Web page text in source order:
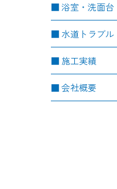
浴室・洗面台
水道トラブル
施工実績
会社概要